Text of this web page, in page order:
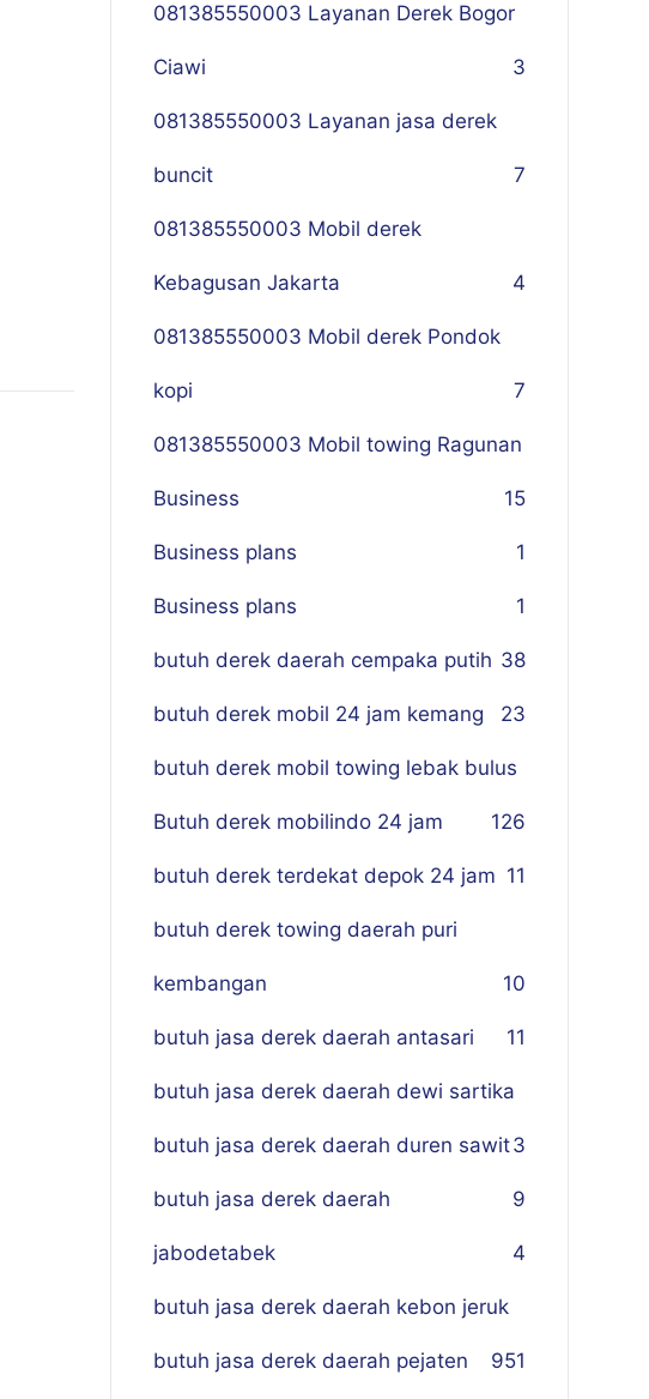
081385550003 Layanan Derek Bogor
Ciawi 3
081385550003 Layanan jasa derek
buncit 7
081385550003 Mobil derek
Kebagusan Jakarta 4
081385550003 Mobil derek Pondok
kopi 7
081385550003 Mobil towing Ragunan
5
Business 1
Business plans 1
Business plans 1
butuh derek daerah cempaka putih 38
butuh derek mobil 24 jam kemang 23
butuh derek mobil towing lebak bulus
26
Butuh derek mobilindo 24 jam 1
butuh derek terdekat depok 24 jam 11
butuh derek towing daerah puri
kembangan 10
butuh jasa derek daerah antasari 11
butuh jasa derek daerah dewi sartika
3
butuh jasa derek daerah duren sawit
9
butuh jasa derek daerah
jabodetabek 4
butuh jasa derek daerah kebon jeruk
51
butuh jasa derek daerah pejaten 9